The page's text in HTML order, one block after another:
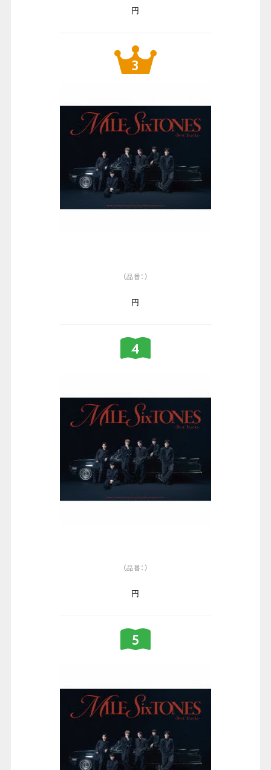
円
（品番：）
円
（品番：）
円